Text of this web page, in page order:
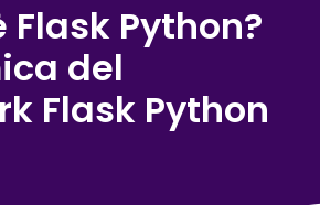
Flask Python?
del
Flask Python